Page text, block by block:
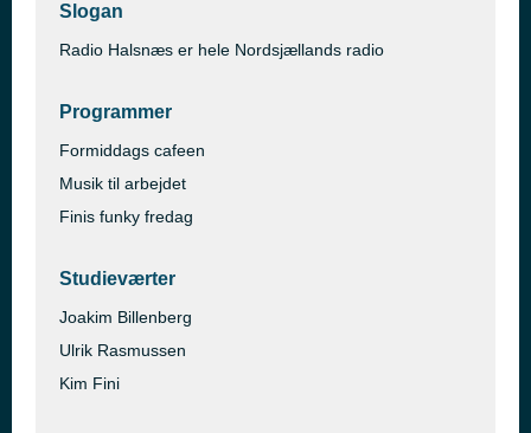
Slogan
Radio Halsnæs er hele Nordsjællands radio
Programmer
Formiddags cafeen
Musik til arbejdet
Finis funky fredag
Studieværter
Joakim Billenberg
Ulrik Rasmussen
Kim Fini